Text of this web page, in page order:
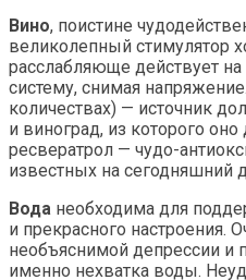
Вино, поистине
великолепный стимулятор
расслабляюще действует
систему, снимая
количествах) — источник
и виноград, из которого
ресвератрол — чудо-
известных на сегодняшний
Вода необходима для
и прекрасного настроения.
необъяснимой депрессии и
именно нехватка воды.